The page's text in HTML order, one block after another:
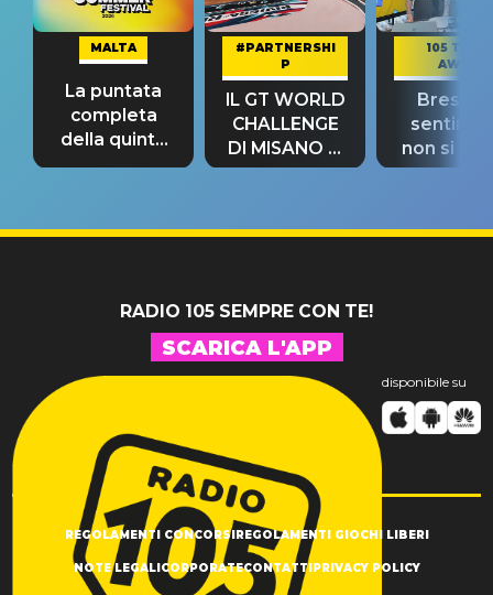
MALTA
La puntata
completa
della quinta
tappa
#PARTNERSHI
P
IL GT WORLD
CHALLENGE
DI MISANO si
riconferma
105 TAKE
AWAY
Bresh:
non si
fino alla
RADIO 105 SEMPRE CON TE!
SCARICA L'APP
disponibile su
REGOLAMENTI CONCORSIREGOLAMENTI GIOCHI LIBERI
NOTE LEGALICORPORATECONTATTIPRIVACY POLICY